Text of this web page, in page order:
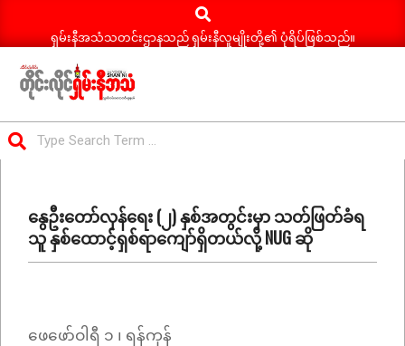
Search
ရှမ်းနီအသံသတင်းဌာနသည် ရှမ်းနီလူမျိုးတို့၏ ပုံရိပ်ဖြစ်သည်။
ရှမ်း
နီ
သတင်း
Menuနွေဦးတော်လှန်ရေး (၂) နှစ်အတွင်းမှာ သတ်ဖြတ်ခံရ
သူ နှစ်ထောင့်ရှစ်ရာကျော်ရှိတယ်လို့ NUG ဆို
ဖေဖော်ဝါရီ ၁ ၊ ရန်ကုန်